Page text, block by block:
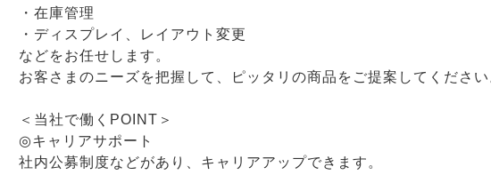
・在庫管理
・ディスプレイ、レイアウト変更
などをお任せします。
お客さまのニーズを把握して、ピッタリの商品をご提案してください
＜当社で働くPOINT＞
◎キャリアサポート
社内公募制度などがあり、キャリアアップできます。